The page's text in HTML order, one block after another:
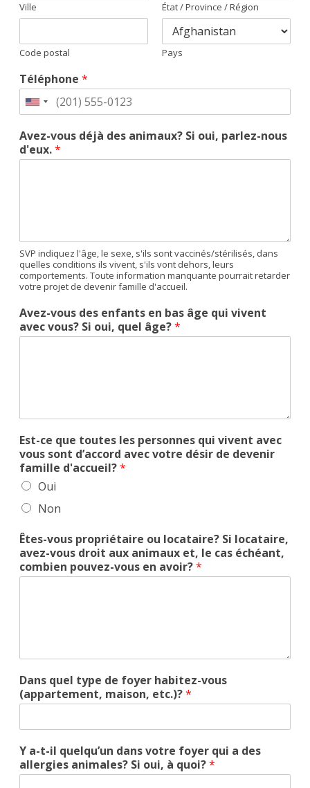
Ville État / Province / Région
Code postal Pays
Téléphone *
Avez-vous déjà des animaux? Si oui, parlez-nous
d'eux.*
SVP indiquez l'âge, le sexe, s'ils sont vaccinés/stérilisés, dans
quelles conditions ils vivent, s'ils vont dehors, leurs
comportements. Toute information manquante pourrait retarder
votre projet de devenir famille d'accueil.
Avez-vous des enfants en bas âge qui vivent
avec vous? Si oui, quel âge?*
Est-ce que toutes les personnes qui vivent avec
vous sont d’accord avec votre désir de devenir
famille d'accueil?*
Oui
Non
Êtes-vous propriétaire ou locataire? Si locataire,
avez-vous droit aux animaux et, le cas échéant,
combien pouvez-vous en avoir?*
Dans quel type de foyer habitez-vous
(appartement, maison, etc.)?*
Y a-t-il quelqu’un dans votre foyer qui a des
allergies animales? Si oui, à quoi?*